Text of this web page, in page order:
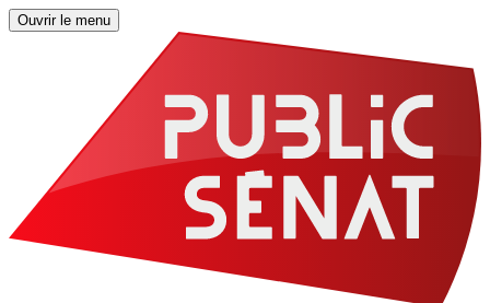
Ouvrir le menu